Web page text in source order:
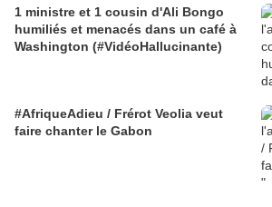
1 ministre et 1 cousin d'Ali Bongo
humiliés et menacés dans un café à
Washington (#VidéoHallucinante)
#AfriqueAdieu / Frérot Veolia veut
faire chanter le Gabon